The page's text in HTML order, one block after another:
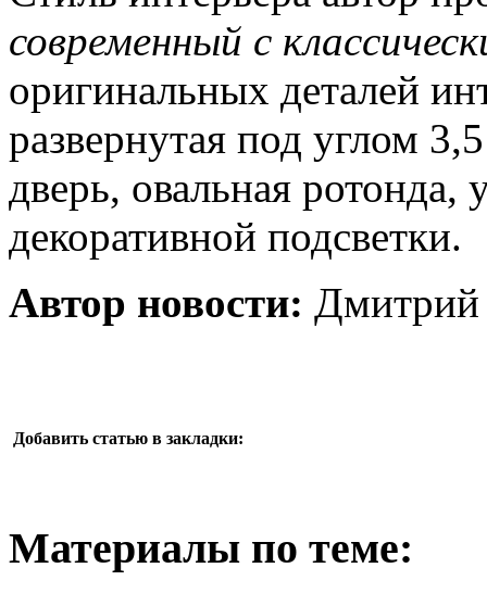
современный с
оригинальных деталей
развернутая под углом
дверь, овальная ротонда,
декоративной подсветки.
Автор новости: Дмитрий
Добавить статью в закладки:
Материалы по теме: